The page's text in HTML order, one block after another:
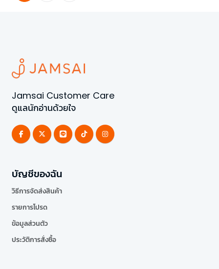
Jamsai Customer Care
ดูแลนักอ่านด้วยใจ
บัญชีของฉัน
วิธีการจัดส่งสินค้า
รายการโปรด
ข้อมูลส่วนตัว
ประวัติการสั่งซื้อ